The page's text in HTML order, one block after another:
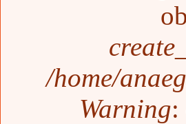
/home/
Warning: